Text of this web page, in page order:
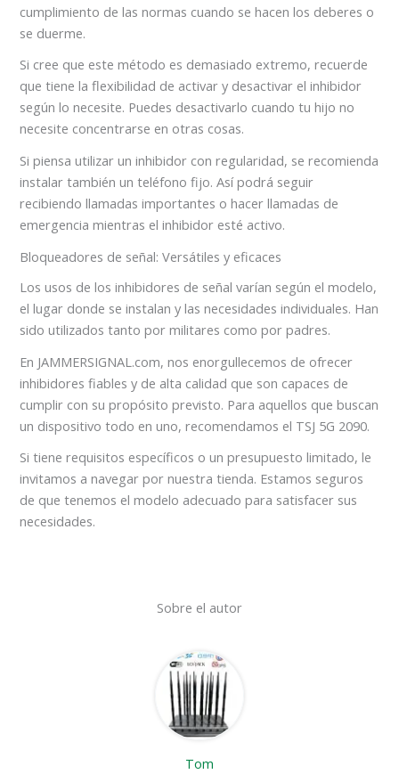
cumplimiento de las normas cuando se hacen los deberes o
se duerme.
Si cree que este método es demasiado extremo, recuerde
que tiene la flexibilidad de activar y desactivar el inhibidor
según lo necesite. Puedes desactivarlo cuando tu hijo no
necesite concentrarse en otras cosas.
Si piensa utilizar un inhibidor con regularidad, se recomienda
instalar también un teléfono fijo. Así podrá seguir
recibiendo llamadas importantes o hacer llamadas de
emergencia mientras el inhibidor esté activo.
Bloqueadores de señal: Versátiles y eficaces
Los usos de los inhibidores de señal varían según el modelo,
el lugar donde se instalan y las necesidades individuales. Han
sido utilizados tanto por militares como por padres.
En JAMMERSIGNAL.com, nos enorgullecemos de ofrecer
inhibidores fiables y de alta calidad que son capaces de
cumplir con su propósito previsto. Para aquellos que buscan
un dispositivo todo en uno, recomendamos el TSJ 5G 2090.
Si tiene requisitos específicos o un presupuesto limitado, le
invitamos a navegar por nuestra tienda. Estamos seguros
de que tenemos el modelo adecuado para satisfacer sus
necesidades.
Sobre el autor
Tom